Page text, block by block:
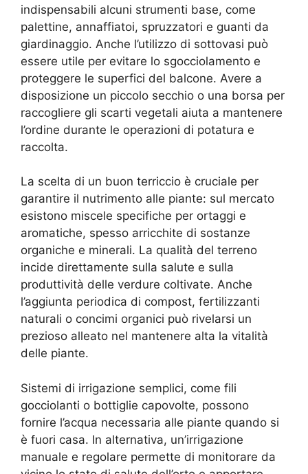
indispensabili alcuni strumenti base, come
palettine, annaffiatoi, spruzzatori e guanti da
giardinaggio. Anche l’utilizzo di sottovasi può
essere utile per evitare lo sgocciolamento e
proteggere le superfici del balcone. Avere a
disposizione un piccolo secchio o una borsa per
raccogliere gli scarti vegetali aiuta a mantenere
l’ordine durante le operazioni di potatura e
raccolta.
La scelta di un buon terriccio è cruciale per
garantire il nutrimento alle piante: sul mercato
esistono miscele specifiche per ortaggi e
aromatiche, spesso arricchite di sostanze
organiche e minerali. La qualità del terreno
incide direttamente sulla salute e sulla
produttività delle verdure coltivate. Anche
l’aggiunta periodica di compost, fertilizzanti
naturali o concimi organici può rivelarsi un
prezioso alleato nel mantenere alta la vitalità
delle piante.
Sistemi di irrigazione semplici, come fili
gocciolanti o bottiglie capovolte, possono
fornire l’acqua necessaria alle piante quando si
è fuori casa. In alternativa, un’irrigazione
manuale e regolare permette di monitorare da